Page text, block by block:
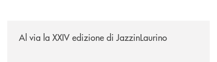
Al via la XXIV edizione di JazzinLaurino